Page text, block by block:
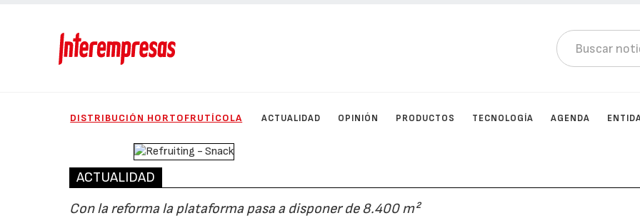
DISTRIBUCIÓN HORTOFRUTÍCOLA ACTUALIDAD OPINIÓN PRODUCTOS TECNOLOGÍA AGENDA
ACTUALIDAD
Con la reforma la plataforma pasa a disponer de 8.400 m²